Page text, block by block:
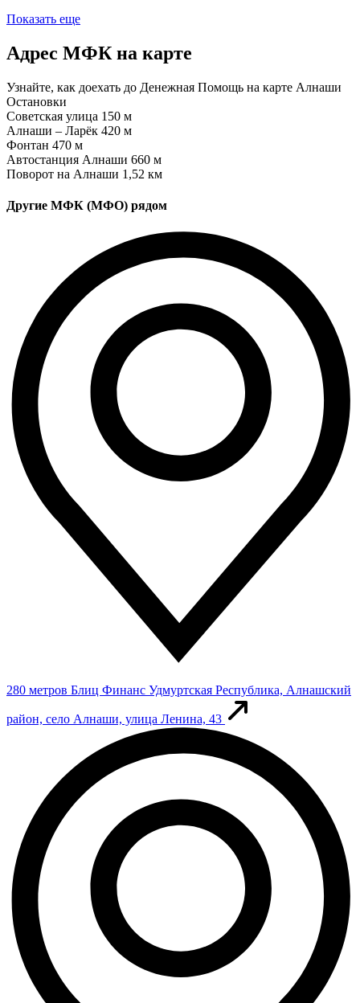
Показать еще
Адрес МФК на карте
Узнайте, как доехать до Денежная Помощь на карте Алнаши
Остановки
Советская улица 150 м
Алнаши – Ларёк 420 м
Фонтан 470 м
Автостанция Алнаши 660 м
Поворот на Алнаши 1,52 км
Другие МФК (МФО) рядом
280 метров Блиц Финанс Удмуртская Республика, Алнашский
район, село Алнаши, улица Ленина, 43